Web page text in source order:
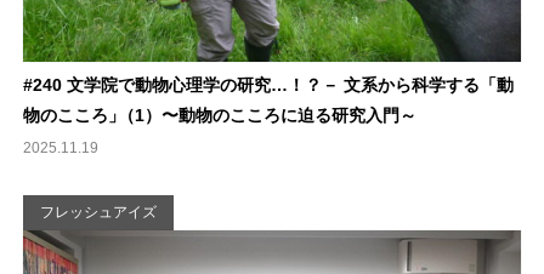
#240 文学院で動物心理学の研究…！？－ 文系から科学する「動
物のこころ 」 （1）〜動物のこころに迫る研究入門～
2025.11.19
フレッシュアイズ